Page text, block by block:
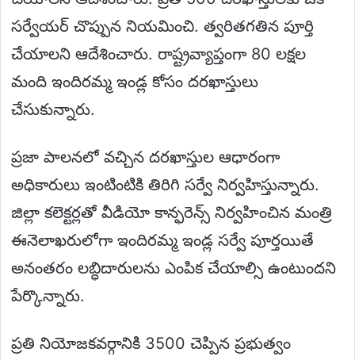
సర్వేయర్ చొప్పున నియమించి. త్వరితగతిన పూర్తి
చేయాలని ఆదేశించారు. రాష్ట్రవ్యాప్తంగా 80 లక్షల
మంది ఇందిరమ్మ ఇండ్ల కోసం దరఖాస్తులు
చేసుకున్నారు.
ప్రజా పాలనలో వచ్చిన దరఖాస్తుల ఆధారంగా
అధికారులు ఇంటింటికి తిరిగి సర్వే నిర్వహిస్తున్నారు.
జిల్లా కలెక్టర్లతో వీడియో కాన్ఫరెన్స్ నిర్వహించిన మంత్రి
ఈనెలాఖరులోగా ఇందిరమ్మ ఇండ్ల సర్వే పూర్తయితే
అనంతరం లబ్ధిదారులను ఎంపిక చేయాల్సి ఉంటుందని
పేర్కొన్నారు.
ప్రతి నియోజకవర్గానికి 3500 చెప్పిన ప్రభుత్వం